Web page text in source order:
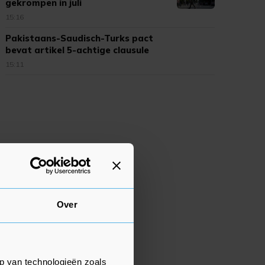
Over
van technologieën zoals
gekrompen in juli
15:16
Pakistaans-Saudisch-Turks pact
bevat artikel 5-achtige clausule
15:11